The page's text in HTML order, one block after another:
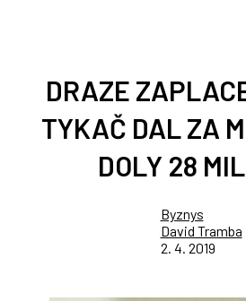
DRAZE
TYKAČ DAL ZA
DOLY 28
Byznys
David Tramba
2. 4. 2019